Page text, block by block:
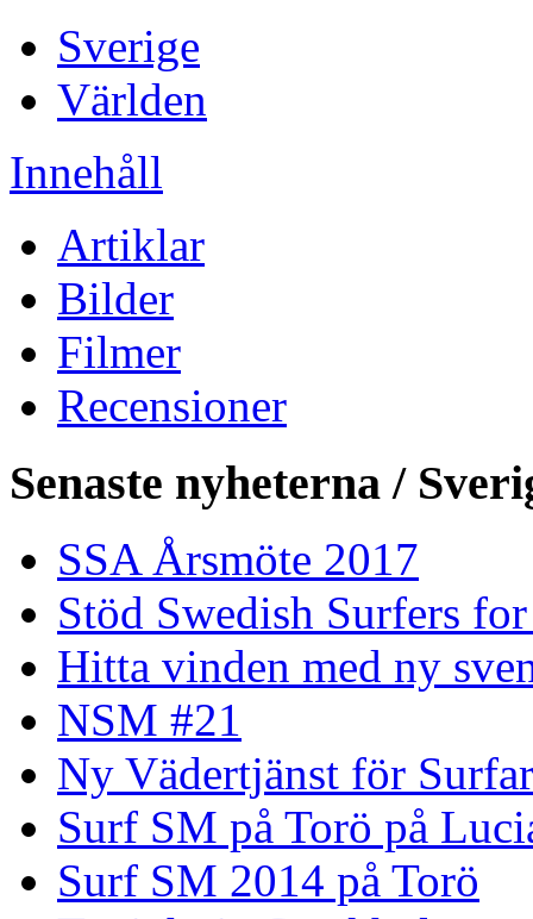
Sverige
Världen
Innehåll
Artiklar
Bilder
Filmer
Recensioner
Senaste nyheterna /
SSA Årsmöte 2017
Stöd Swedish Surfers
Hitta vinden med ny
NSM #21
Ny Vädertjänst för
Surf SM på Torö på
Surf SM 2014 på Torö